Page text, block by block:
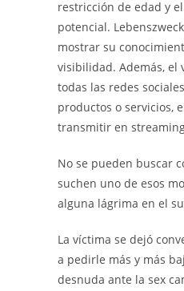
restricción de edad y
potencial.
mostrar su
visibilidad. Además, el
todas las redes
productos o servicios,
transmitir en
No se pueden buscar
suchen uno de esos
alguna lágrima en el
La víctima se dejó
a pedirle más y más
desnuda ante la sex